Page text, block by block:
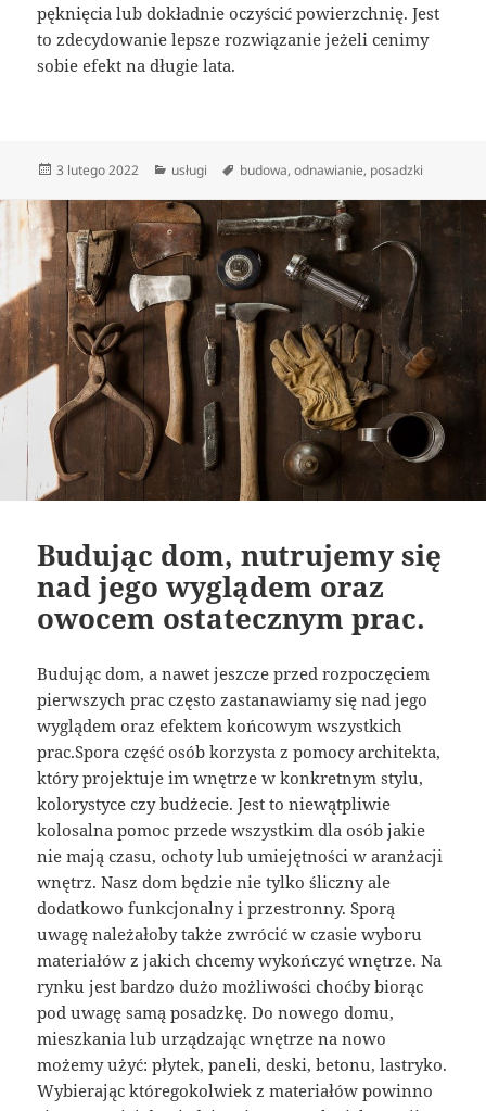
pęknięcia lub dokładnie oczyścić powierzchnię. Jest
to zdecydowanie lepsze rozwiązanie jeżeli cenimy
sobie efekt na długie lata.
Data
3 lutego 2022 Kategorie
usługi Tagi
budowa,odnawianie, posadzki
Budując dom, nutrujemy się
nad jego wyglądem oraz
owocem ostatecznym prac.
Budując dom, a nawet jeszcze przed rozpoczęciem
pierwszych prac często zastanawiamy się nad jego
wyglądem oraz efektem końcowym wszystkich
prac.Spora część osób korzysta z pomocy architekta,
który projektuje im wnętrze w konkretnym stylu,
kolorystyce czy budżecie. Jest to niewątpliwie
kolosalna pomoc przede wszystkim dla osób jakie
nie mają czasu, ochoty lub umiejętności w aranżacji
wnętrz. Nasz dom będzie nie tylko śliczny ale
dodatkowo funkcjonalny i przestronny. Sporą
uwagę należałoby także zwrócić w czasie wyboru
materiałów z jakich chcemy wykończyć wnętrze. Na
rynku jest bardzo dużo możliwości choćby biorąc
pod uwagę samą posadzkę. Do nowego domu,
mieszkania lub urządzając wnętrze na nowo
możemy użyć: płytek, paneli, deski, betonu, lastryko.
Wybierając któregokolwiek z materiałów powinno